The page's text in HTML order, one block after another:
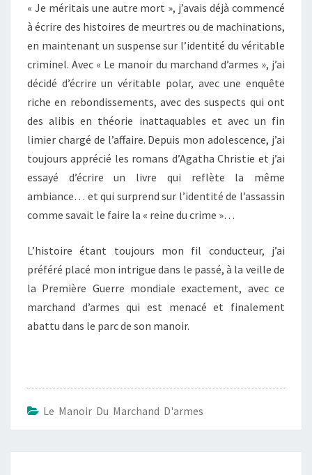
« Je méritais une autre mort », j’avais déjà commencé
à écrire des histoires de meurtres ou de machinations,
en maintenant un suspense sur l’identité du véritable
criminel. Avec « Le manoir du marchand d’armes », j’ai
décidé d’écrire un véritable polar, avec une enquête
riche en rebondissements, avec des suspects qui ont
des alibis en théorie inattaquables et avec un fin
limier chargé de l’affaire. Depuis mon adolescence, j’ai
toujours apprécié les romans d’Agatha Christie et j’ai
essayé d’écrire un livre qui reflète la même
ambiance… et qui surprend sur l’identité de l’assassin
comme savait le faire la « reine du crime »…
L’histoire étant toujours mon fil conducteur, j’ai
préféré placé mon intrigue dans le passé, à la veille de
la Première Guerre mondiale exactement, avec ce
marchand d’armes qui est menacé et finalement
abattu dans le parc de son manoir.
Le Manoir Du Marchand D'armes